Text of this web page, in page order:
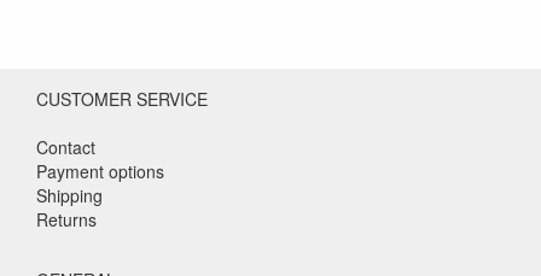
CUSTOMER SERVICE
Contact
Payment options
Shipping
Returns